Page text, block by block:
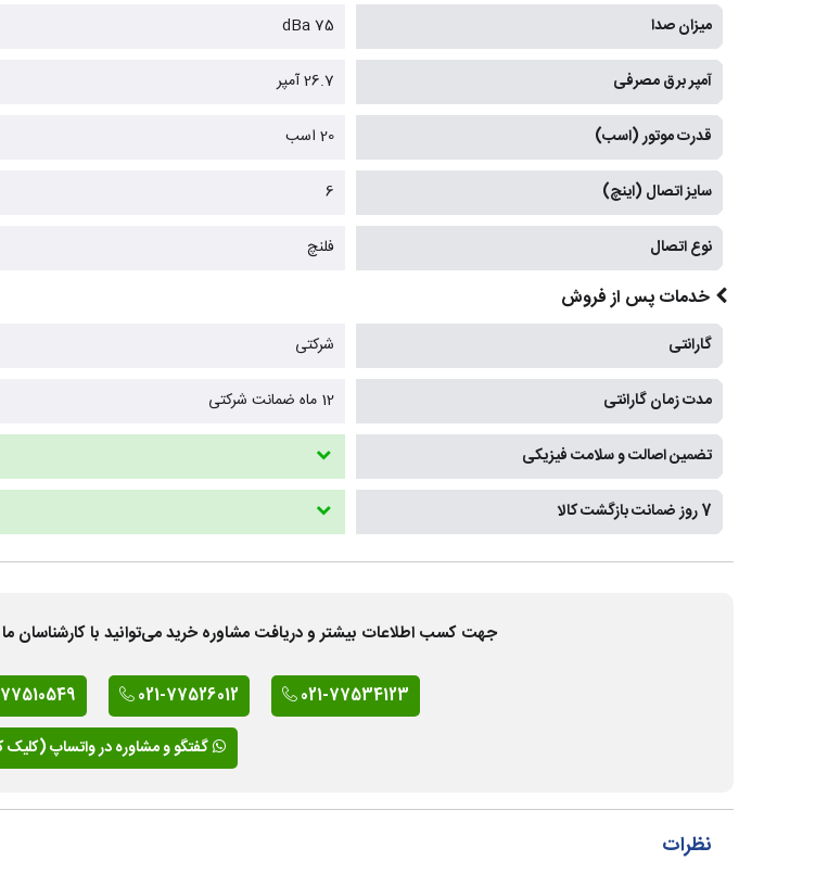
میزان صدا 75 dBa
آمپر برق مصرفی 26.7 آمپر
قدرت موتور (اسب) 20 اسب
سایز اتصال (اینچ) 6
نوع اتصال فلنچ
خدمات پس از فروش
گارانتی شرکتی
مدت زمان گارانتی 12 ماه ضمانت شرکتی
تضمین اصالت و سلامت فیزیکی
7 روز ضمانت بازگشت کالا
جهت کسب اطلاعات بیشتر و دریافت مشاوره خرید می‌توانید با کارشناسان
021-77534123
021-77526012
گفتگو و مشاوره در واتساپ (کلیک
نظرات